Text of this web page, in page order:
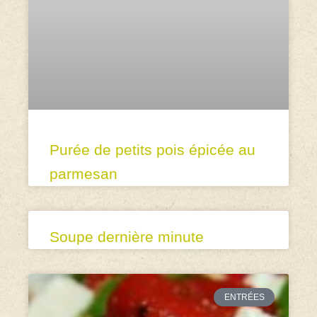
Purée de petits pois épicée au
parmesan
Soupe dernière minute
ENTRÉES